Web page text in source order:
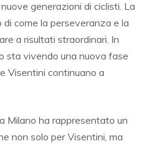
generazioni di ciclisti. La
di come la perseveranza e la
a risultati straordinari. In
sta vivendo una nuova fase
Visentini continuano a
a Milano ha rappresentato un
non solo per Visentini, ma